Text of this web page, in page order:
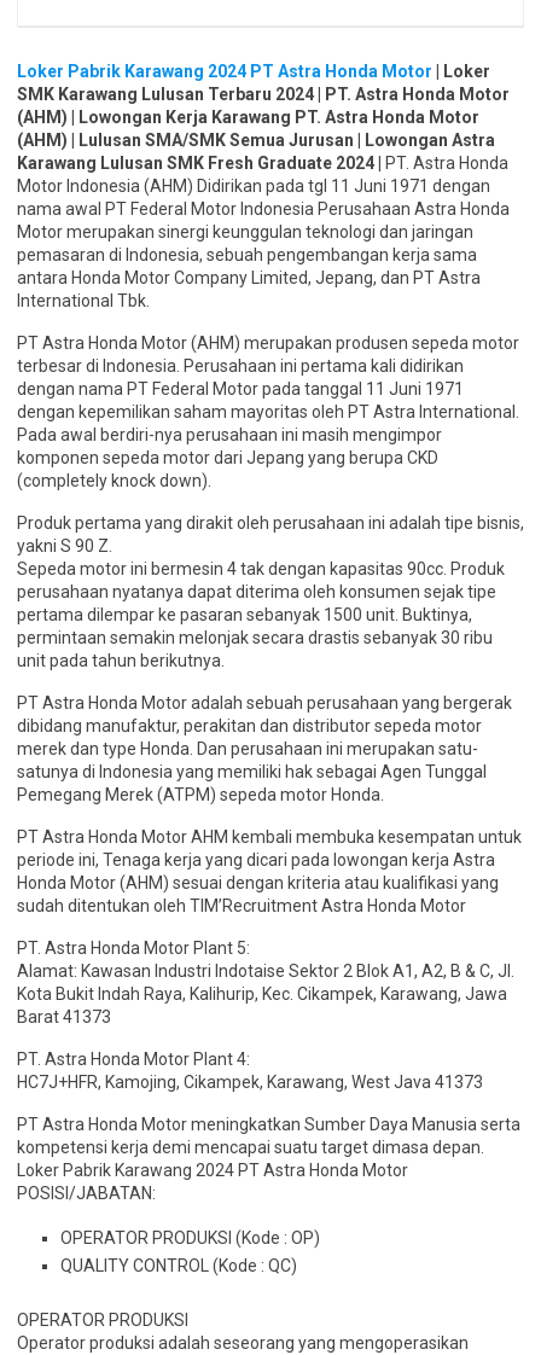
Loker Pabrik Karawang 2024 PT Astra Honda Motor | Loker
SMK Karawang Lulusan Terbaru 2024 | PT. Astra Honda Motor
(AHM) | Lowongan Kerja Karawang PT. Astra Honda Motor
(AHM) | Lulusan SMA/SMK Semua Jurusan | Lowongan Astra
Karawang Lulusan SMK Fresh Graduate 2024 |
PT. Astra Honda
Motor Indonesia (AHM) Didirikan pada tgl 11 Juni 1971 dengan
nama awal PT Federal Motor Indonesia Perusahaan Astra Honda
Motor merupakan sinergi keunggulan teknologi dan jaringan
pemasaran di Indonesia, sebuah pengembangan kerja sama
antara Honda Motor Company Limited, Jepang, dan PT Astra
International Tbk.
PT Astra Honda Motor (AHM) merupakan produsen sepeda motor
terbesar di Indonesia. Perusahaan ini pertama kali didirikan
dengan nama PT Federal Motor pada tanggal 11 Juni 1971
dengan kepemilikan saham mayoritas oleh PT Astra International.
Pada awal berdiri-nya perusahaan ini masih mengimpor
komponen sepeda motor dari Jepang yang berupa CKD
(completely knock down).
Produk pertama yang dirakit oleh perusahaan ini adalah tipe bisnis,
yakni S 90 Z.
Sepeda motor ini bermesin 4 tak dengan kapasitas 90cc. Produk
perusahaan nyatanya dapat diterima oleh konsumen sejak tipe
pertama dilempar ke pasaran sebanyak 1500 unit. Buktinya,
permintaan semakin melonjak secara drastis sebanyak 30 ribu
unit pada tahun berikutnya.
PT Astra Honda Motor adalah sebuah perusahaan yang bergerak
dibidang manufaktur, perakitan dan distributor sepeda motor
merek dan type Honda. Dan perusahaan ini merupakan satu-
satunya di Indonesia yang memiliki hak sebagai Agen Tunggal
Pemegang Merek (ATPM) sepeda motor Honda.
PT Astra Honda Motor AHM kembali membuka kesempatan untuk
periode ini, Tenaga kerja yang dicari pada lowongan kerja Astra
Honda Motor (AHM) sesuai dengan kriteria atau kualifikasi yang
sudah ditentukan oleh TIM’Recruitment Astra Honda Motor
PT. Astra Honda Motor Plant 5:
Alamat: Kawasan Industri Indotaise Sektor 2 Blok A1, A2, B & C, Jl.
Kota Bukit Indah Raya, Kalihurip, Kec. Cikampek, Karawang, Jawa
Barat 41373
PT. Astra Honda Motor Plant 4:
HC7J+HFR, Kamojing, Cikampek, Karawang, West Java 41373
PT Astra Honda Motor meningkatkan Sumber Daya Manusia serta
kompetensi kerja demi mencapai suatu target dimasa depan.
Loker Pabrik Karawang 2024 PT Astra Honda Motor
POSISI/JABATAN:
OPERATOR PRODUKSI (Kode : OP)
QUALITY CONTROL (Kode : QC)
OPERATOR PRODUKSI
Operator produksi adalah seseorang yang mengoperasikan